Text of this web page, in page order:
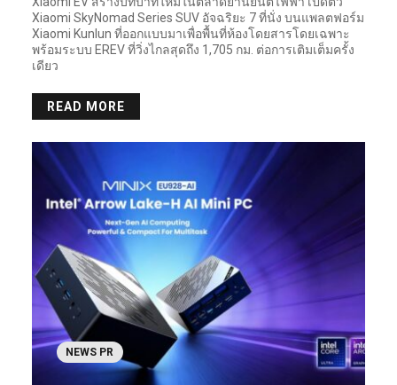
Xiaomi SkyNomad Series SUV อัจฉริยะ 7 ที่นั่ง บนแพลตฟอร์ม
Xiaomi Kunlun ที่ออกแบบมาเพื่อพื้นที่ห้องโดยสารโดยเฉพาะ
พร้อมระบบ EREV ที่วิ่งไกลสุดถึง 1,705 กม. ต่อการเติมเต็มครั้ง
เดียว
READ MORE
NEWS PR